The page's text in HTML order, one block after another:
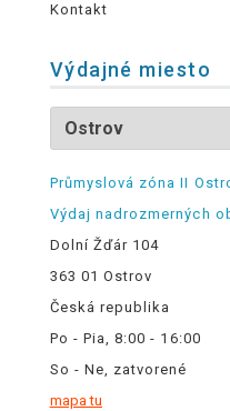
Kontakt
Výdajné miesto
Průmyslová zóna II
Výdaj nadrozmerných
Dolní Žďár 104
363 01 Ostrov
Česká republika
Po - Pia, 8:00 - 16:00
So - Ne, zatvorené
mapa tu